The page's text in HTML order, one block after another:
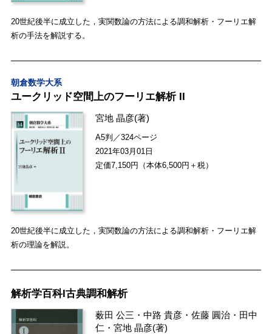
20世紀後半に成立した，実関数論の方法による調和解析・フーリエ解
析の手法を解説する。
朝倉数学大系
ユークリッド空間上のフーリエ解析 II
宮地 晶彦(著)
A5判／324ページ
2021年03月01日
定価7,150円（本体6,500円＋税）
20世紀後半に成立した，実関数論の方法による調和解析・フーリエ解
析の理論を解説。
解析学百科I古典調和解析
薮田 公三 ・中路 貴彦 ・佐藤 圓治 ・ 田中
仁 ・宮地 晶彦(著)